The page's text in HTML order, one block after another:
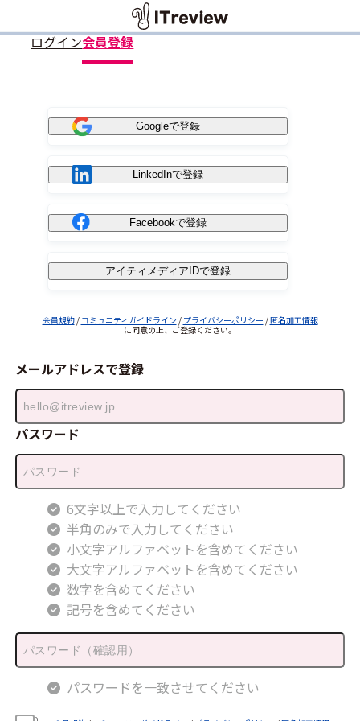
ログイン会員登録
Googleで登録
LinkedInで登録
Facebookで登録
アイティメディアIDで登録
会員規約/ コミュニティガイドライン / プライバシーポリシー /匿名加工情報
に同意の上、ご登録ください。
メールアドレスで登録
パスワード
6文字以上で入力してください
半角のみで入力してください
小文字アルファベットを含めてください
大文字アルファベットを含めてください
数字を含めてください
記号を含めてください
パスワードを一致させてください